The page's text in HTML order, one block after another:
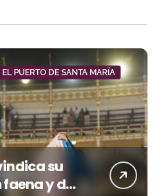
PUERTO DE SANTA MARÍA
su
y dos